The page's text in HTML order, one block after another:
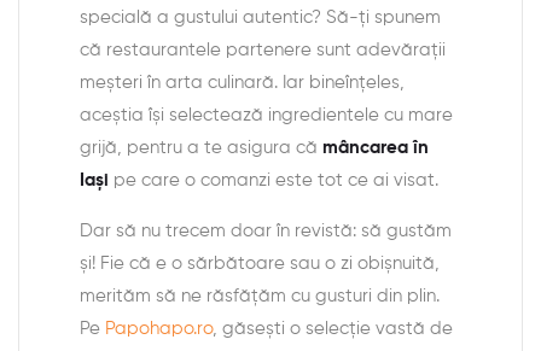
specială a gustului autentic? Să-ți spunem
că restaurantele partenere sunt adevărații
meșteri în arta culinară. Iar bineînțeles,
aceștia își selectează ingredientele cu mare
grijă, pentru a te asigura că mâncarea în
Iași pe care o comanzi este tot ce ai visat.
Dar să nu trecem doar în revistă: să gustăm
și! Fie că e o sărbătoare sau o zi obișnuită,
merităm să ne răsfățăm cu gusturi din plin.
Pe Papohapo.ro, găsești o selecție vastă de